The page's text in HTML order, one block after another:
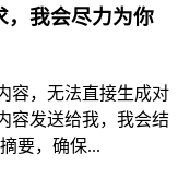
，我会尽力为你
容，无法直接生成对
容发送给我，我会结
要，确保...